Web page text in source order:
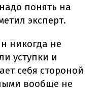
понять на
эксперт.
никогда не
уступки и
себя стороной
вообще не